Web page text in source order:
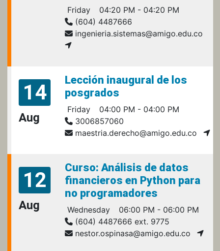
Friday
04:20 PM - 04:20 PM
(604) 4487666
ingenieria.sistemas@amigo.edu.co
14
Aug
Lección inaugural de los
posgrados
Friday
04:00 PM - 04:00 PM
3006857060
maestria.derecho@amigo.edu.co
12
Aug
Curso: Análisis de datos
financieros en Python para
no programadores
Wednesday
06:00 PM - 06:00 PM
(604) 4487666 ext. 9775
nestor.ospinasa@amigo.edu.co